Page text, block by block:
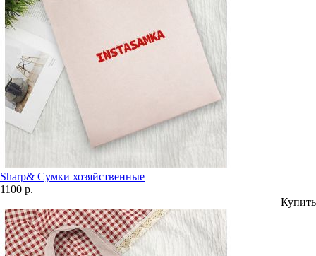
Sharp& Сумки хозяйственные
1100 р.
Купить